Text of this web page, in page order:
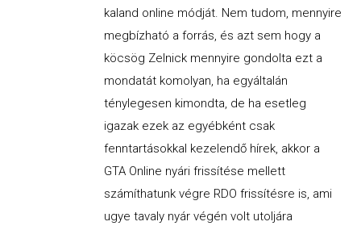
kaland online módját. Nem tudom, mennyire
megbízható a forrás, és azt sem hogy a
köcsög Zelnick mennyire gondolta ezt a
mondatát komolyan, ha egyáltalán
ténylegesen kimondta, de ha esetleg
igazak ezek az egyébként csak
fenntartásokkal kezelendő hírek, akkor a
GTA Online nyári frissítése mellett
számíthatunk végre RDO frissítésre is, ami
ugye tavaly nyár végén volt utoljára